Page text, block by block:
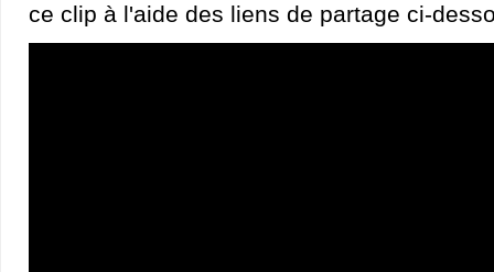
ce clip à l'aide des liens de partage ci-